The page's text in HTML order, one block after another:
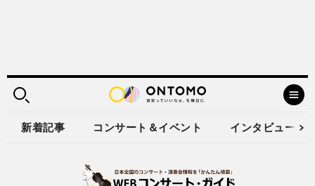
新着記事 コンサート＆イベント インタビュー